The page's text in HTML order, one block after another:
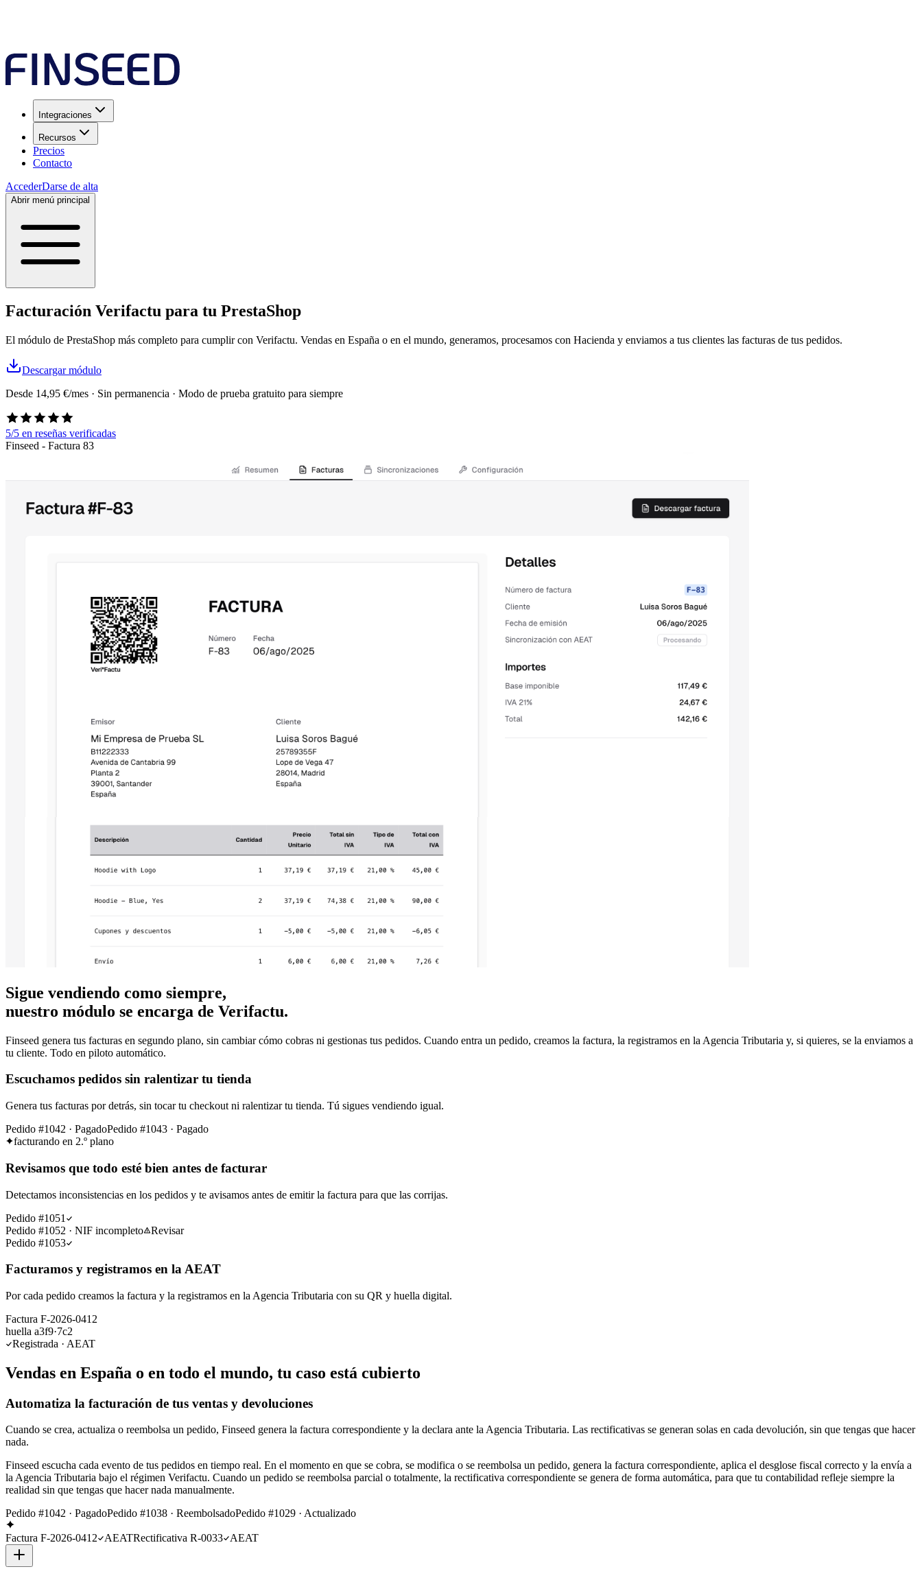
Integraciones
Recursos
Precios
Contacto
AccederDarse de alta
Abrir menú principal
Facturación Verifactu para tu PrestaShop
El módulo de PrestaShop más completo para cumplir con Verifactu. Vendas en España o en el mundo, generamos, procesamos con Hacienda y enviamos a tus clientes las facturas de tus pedidos.
Descargar módulo
Desde 14,95 €/mes · Sin permanencia · Modo de prueba gratuito para siempre
5/5 en reseñas verificadas
Finseed - Factura 83
Sigue vendiendo como siempre,
nuestro módulo se encarga de Verifactu.
Finseed genera tus facturas en segundo plano, sin cambiar cómo cobras ni gestionas tus pedidos. Cuando entra un pedido, creamos la factura, la registramos en la Agencia Tributaria y, si quieres, se la enviamos a
tu cliente. Todo en piloto automático.
Escuchamos pedidos sin ralentizar tu tienda
Genera tus facturas por detrás, sin tocar tu checkout ni ralentizar tu tienda. Tú sigues vendiendo igual.
Pedido #1042 · PagadoPedido #1043 · Pagado
facturando en 2.º plano
Revisamos que todo esté bien antes de facturar
Detectamos inconsistencias en los pedidos y te avisamos antes de emitir la factura para que las corrijas.
Pedido #1051
Pedido #1052 · NIF incompleto
Revisar
Pedido #1053
Facturamos y registramos en la AEAT
Por cada pedido creamos la factura y la registramos en la Agencia Tributaria con su QR y huella digital.
Factura F-2026-0412
huella a3f9·7c2
Registrada · AEAT
Vendas en España o en todo el mundo, tu caso está cubierto
Automatiza la facturación de tus ventas y devoluciones
Cuando se crea, actualiza o reembolsa un pedido, Finseed genera la factura correspondiente y la declara ante la Agencia Tributaria. Las rectificativas se generan solas en cada devolución, sin que tengas que hacer
nada.
Finseed escucha cada evento de tus pedidos en tiempo real. En el momento en que se cobra, se modifica o se reembolsa un pedido, genera la factura correspondiente, aplica el desglose fiscal correcto y la envía a
la Agencia Tributaria bajo el régimen Verifactu. Cuando un pedido se reembolsa parcial o totalmente, la rectificativa correspondiente se genera de forma automática, para que tu contabilidad refleje siempre la
realidad sin que tengas que hacer nada manualmente.
Pedido #1042 · PagadoPedido #1038 · ReembolsadoPedido #1029 · Actualizado
Factura F-2026-0412 AEATRectificativa R-0033 AEAT